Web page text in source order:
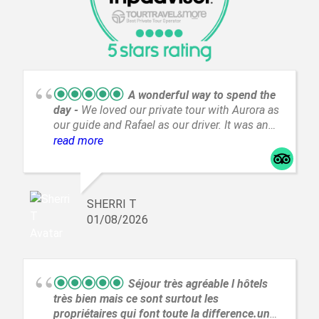
A wonderful way to spend the
day
We loved our private tour with Aurora as
our guide and Rafael as our driver. It was an
incredible day with amazing views and a great
read more
SHERRI T
01/08/2026
Séjour très agréable l hôtels
très bien mais ce sont surtout les
propriétaires qui font toute la difference.un